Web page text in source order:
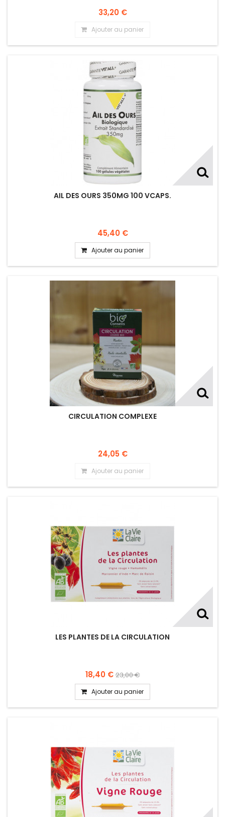
33,20 €
Ajouter au panier
AIL DES OURS 350MG 100 VCAPS.
45,40 €
Ajouter au panier
CIRCULATION COMPLEXE
24,05 €
Ajouter au panier
LES PLANTES DE LA CIRCULATION
18,40 €23,00 €
Ajouter au panier